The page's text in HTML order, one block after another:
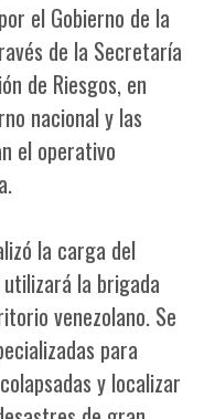
el Gobierno de la
de la Secretaría
de Riesgos, en
nacional y las
el operativo
la carga del
la brigada
venezolano. Se
para
y localizar